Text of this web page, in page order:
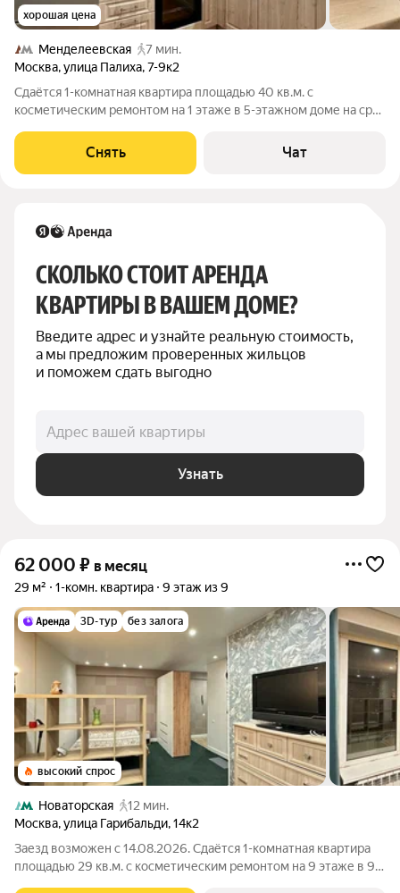
хорошая цена
Менделеевская
7 мин.
Москва,улица Палиха,7-9к2
Сдаётся 1-комнатная квартира площадью 40 кв.м. с
косметическим ремонтом на 1 этаже в 5-этажном доме на срок
Стиральная машина Холодильник Посудомоечная машина
Микроволновка Дом - кирпичный,
Снять Чат
СКОЛЬКО СТОИТ АРЕНДА
КВАРТИРЫ В ВАШЕМ ДОМЕ?
Введите адрес и узнайте реальную стоимость,
а мы предложим проверенных жильцов
и поможем сдать выгодно
Адрес вашей квартиры
Узнать
62 000 ₽ в месяц
29 м² 1-комн. квартира 9 этаж из 9
3D-тур без залога
высокий спрос
Новаторская
12 мин.
Москва,улица Гарибальди,14к2
Заезд возможен с 14.08.2026. Сдаётся 1-комнатная квартира
площадью 29 кв.м. с косметическим ремонтом на 9 этаже в 9-